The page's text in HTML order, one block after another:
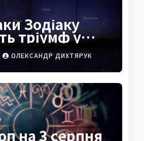
Зодіаку
тріумф у
уже
днями
ОЛЕКСАНДР ДИХТЯРУК
на 3 серпня